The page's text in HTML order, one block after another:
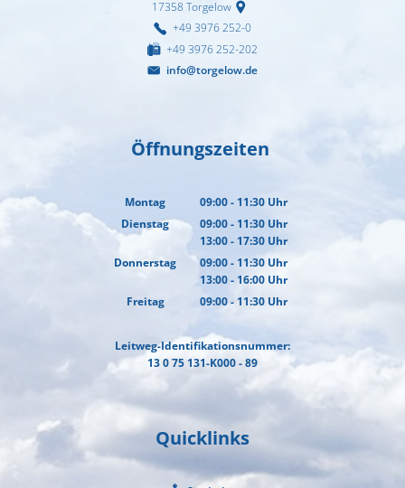
17358 Torgelow
+49 3976 252-0
+49 3976 252-202
info@torgelow.de
Öffnungszeiten
Montag 09:00- 11:30Uhr
Von 09:00 bis 11:30 Uhr
Dienstag 09:00- 11:30Uhr
Von 09:00 bis 11:30 Uhr
13:00- 17:30Uhr
Von 13:00 bis 17:30 Uhr
Donnerstag 09:00- 11:30Uhr
Von 09:00 bis 11:30 Uhr
13:00- 16:00Uhr
Von 13:00 bis 16:00 Uhr
Freitag 09:00- 11:30Uhr
Leitweg-Identifikationsnummer:
13 0 75 131-K000 - 89
Quicklinks